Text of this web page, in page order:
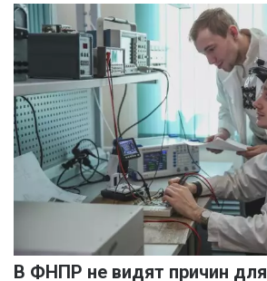
В ФНПР не видят причин для